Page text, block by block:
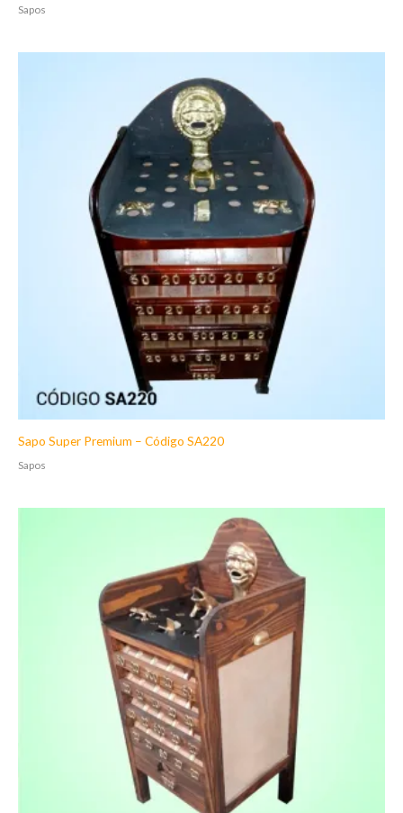
Sapos
Sapo Super Premium – Código SA220
Sapos